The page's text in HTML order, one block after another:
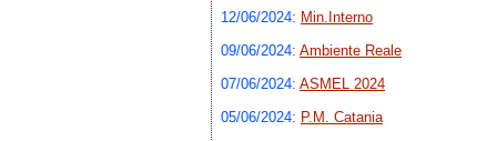
12/06/2024: Min.Interno
09/06/2024: Ambiente Reale
07/06/2024: ASMEL 2024
05/06/2024: P.M. Catania